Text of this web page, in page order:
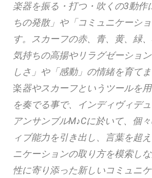
楽器を振る・打つ・吹くの3動作
ちの発散」や「コミュニケーシ
す。スカーフの赤、青、黄、緑
気持ちの高揚やリラグゼーショ
しさ」や「感動」の情緒を育てま
楽器やスカーフというツールを
を奏でる事で、インディヴィデ
アンサンブルM♪Cに於いて、個
ィブ能力を引き出し、言葉を超
ニケーションの取り方を模索し
性に寄り添った新しいコミュニ